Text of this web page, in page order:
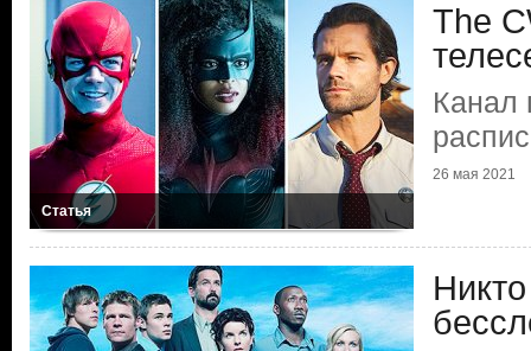
Статья
The
Канал
26 мая 2021